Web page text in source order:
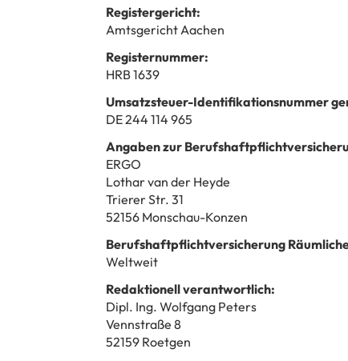
Registergericht:
Amtsgericht Aachen
Registernummer:
HRB 1639
Umsatzsteuer-Identifikationsnummer
DE 244 114 965
Angaben zur
ERGO
Lothar van der Heyde
Trierer Str. 31
52156 Monschau-Konzen
Berufshaftpflichtversicherung
Weltweit
Redaktionell verantwortlich:
Dipl. Ing. Wolfgang Peters
Vennstraße 8
52159 Roetgen